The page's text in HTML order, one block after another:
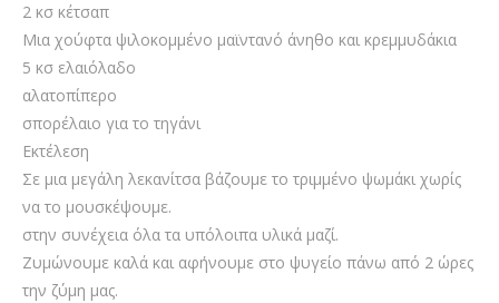
2 κσ κέτσαπ
Μια χούφτα ψιλοκομμένο μαϊντανό άνηθο και κρεμμυδάκια
5 κσ ελαιόλαδο
αλατοπίπερο
σπορέλαιο για το τηγάνι
Εκτέλεση
Σε μια μεγάλη λεκανίτσα βάζουμε το τριμμένο ψωμάκι χωρίς
να το μουσκέψουμε.
στην συνέχεια όλα τα υπόλοιπα υλικά μαζί.
Ζυμώνουμε καλά και αφήνουμε στο ψυγείο πάνω από 2 ώρες
την ζύμη μας.